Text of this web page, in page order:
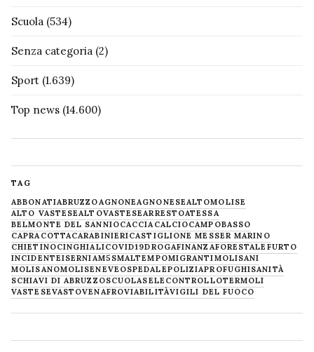
Scuola (534)
Senza categoria (2)
Sport (1.639)
Top news (14.600)
TAG
ABBONATIABRUZZOAGNONEAGNONESEALTOMOLISE
ALTO VASTESEALTOVASTESEARRESTOATESSA
BELMONTE DEL SANNIOCACCIACALCIOCAMPOBASSO
CAPRACOTTACARABINIERICASTIGLIONE MESSER MARINO
CHIETINOCINGHIALICOVID19DROGAFINANZAFORESTALE FURTO
INCIDENTEISERNIAM5SMALTEMPOMIGRANTIMOLISANI
MOLISANOMOLISENEVE OSPEDALEPOLIZIAPROFUGHISANITÀ
SCHIAVI DI ABRUZZOSCUOLASELECONTROLLOTERMOLI
VASTESEVASTOVENAFROVIABILITÀVIGILI DEL FUOCO